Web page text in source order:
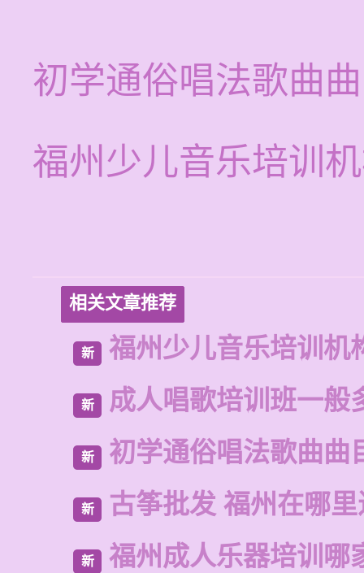
初学通俗唱法歌曲
福州少儿音乐培训
相关文章推荐
新 福州少儿音乐培训机
新 成人唱歌培训班一般
新 初学通俗唱法歌曲曲
新 古筝批发 福州在哪
新 福州成人乐器培训哪